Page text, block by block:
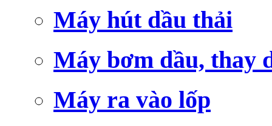
Máy hút dầu thải
Máy bơm dầu, thay
Máy ra vào lốp